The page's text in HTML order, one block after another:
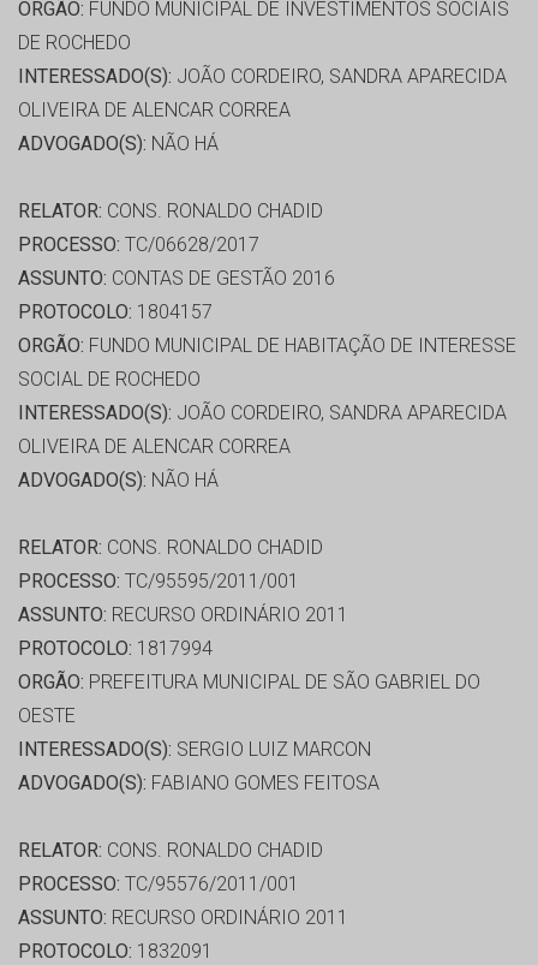
ORGÃO: FUNDO MUNICIPAL DE INVESTIMENTOS SOCIAIS
DE ROCHEDO
INTERESSADO(S): JOÃO CORDEIRO, SANDRA APARECIDA
OLIVEIRA DE ALENCAR CORREA
ADVOGADO(S): NÃO HÁ
RELATOR: CONS. RONALDO CHADID
PROCESSO: TC/06628/2017
ASSUNTO: CONTAS DE GESTÃO 2016
PROTOCOLO: 1804157
ORGÃO: FUNDO MUNICIPAL DE HABITAÇÃO DE INTERESSE
SOCIAL DE ROCHEDO
INTERESSADO(S): JOÃO CORDEIRO, SANDRA APARECIDA
OLIVEIRA DE ALENCAR CORREA
ADVOGADO(S): NÃO HÁ
RELATOR: CONS. RONALDO CHADID
PROCESSO: TC/95595/2011/001
ASSUNTO: RECURSO ORDINÁRIO 2011
PROTOCOLO: 1817994
ORGÃO: PREFEITURA MUNICIPAL DE SÃO GABRIEL DO
OESTE
INTERESSADO(S): SERGIO LUIZ MARCON
ADVOGADO(S): FABIANO GOMES FEITOSA
RELATOR: CONS. RONALDO CHADID
PROCESSO: TC/95576/2011/001
ASSUNTO: RECURSO ORDINÁRIO 2011
PROTOCOLO: 1832091